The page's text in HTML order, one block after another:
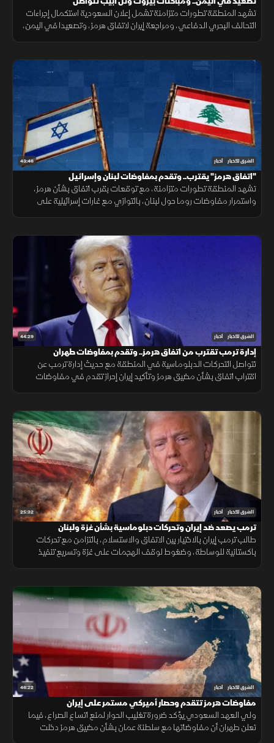
تشهد المنطقة تطورات متزامنة تشمل إعلان السعودية استكمال إجراءات
التحالف البحري الدفاعي، ومراجعة إيران لاتفاق هرمز، وتصعيدا في اليمن،
43:46 الشرق للأخبار أخبار
"اتفاق هرمز" يقترب.. وتقدم بمفاوضات لبنان وإسرائيل
تشهد المنطقة تطورات متزامنة، مع توقعات بقرب اتفاق بشأن هرمز،
واستمرار مفاوضات روما حول لبنان، بالتوازي مع غارات إسرائيلية على
44:29 الشرق للأخبار أخبار
إدارة ترمب تقترب من اتفاق هرمز.. وتقدم بمفاوضات طهران
تتواصل التحركات الدبلوماسية في المنطقة مع حديث إدارة ترمب عن
اقتراب اتفاق بشأن مضيق هرمز وتأكيد إيران إحراز تقدم في مفاوضات
25:32 الشرق للأخبار أخبار
ترمب يصعد ضد إيران وتحركات دبلوماسية بشأن غزة ولبنان
طالب ترمب إيران بالاختيار بين الاتفاق والاستسلام، بالتزامن مع تحركات
باكستانية للوساطة، وضغوط لوقف الهجمات على غزة وتسريع تنفيذ
46:22 الشرق للأخبار أخبار
مفاوضات هرمز تتقدم وحصار أميركي مستمر على إيران
ولي العهد السعودي يؤكد ضرورة تغليب الحوار لمنع اتساع الصراع، فيما
تعلن طهران أن مفاوضاتها مع سلطنة عمان بشأن مضيق هرمز دخلت